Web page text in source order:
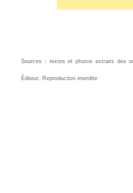
Sources : textes et photos extraits des
Éditeur. Reproduction interdite